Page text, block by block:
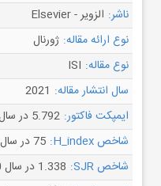
ناشر: الزویر - Elsevier
نوع ارائه مقاله: ژورنال
نوع مقاله: ISI
سال انتشار مقاله: 2021
ایمپکت فاکتور: 5.792 در سال 2020
شاخص H_index:
75 در سال 2021
شاخص SJR:
1.338 در سال 2020